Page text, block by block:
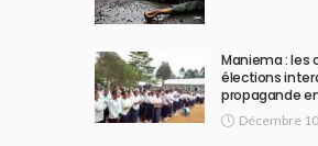
Maniema : les
élections
propagande
Décembre